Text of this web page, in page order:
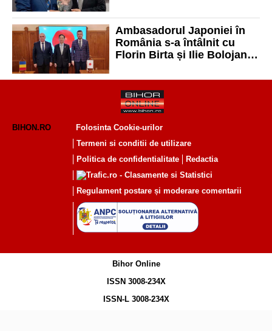
Ambasadorul Japoniei în
România s-a întâlnit cu
Florin Birta și Ilie Bolojan la
BIHON.RO
Folosinta Cookie-urilor
Termeni si conditii de utilizare
Politica de confidentialitate
Redactia
Regulament postare și moderare comentarii
Bihor Online
ISSN 3008-234X
ISSN-L 3008-234X